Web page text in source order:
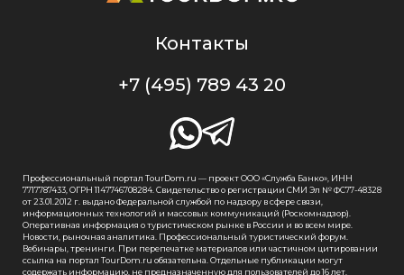
Контакты
+7 (495) 789 43 20
Профессиональный портал TourDom.ru — проект ООО «Служба Банко», ИНН
7717787433, ОГРН 1147746708284. Свидетельство о регистрации СМИ Эл № ФС77-48328
от 23.01.2012 г. выдано Федеральной службой по надзору в сфере связи,
информационных технологий и массовых коммуникаций (Роскомнадзор).
Оперативная информация о туристическом рынке в России и во всем мире.
Новости, рыночная аналитика. Профессиональный туристический форум.
Вебинары, тренинги. При перепечатке материалов или частичном цитировании
ссылка на портал TourDom.ru обязательна. Отдельные публикации могут
содержать информацию, не предназначенную для пользователей до 16 лет.